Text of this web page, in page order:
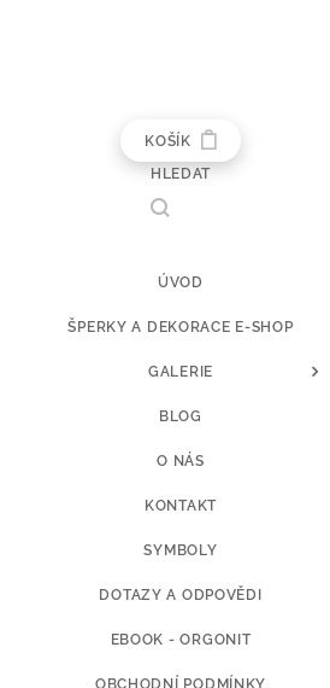
KOŠÍK
HLEDAT
ÚVOD
ŠPERKY A DEKORACE E-SHOP
GALERIE
BLOG
O NÁS
KONTAKT
SYMBOLY
DOTAZY A ODPOVĚDI
EBOOK - ORGONIT
OBCHODNÍ PODMÍNKY